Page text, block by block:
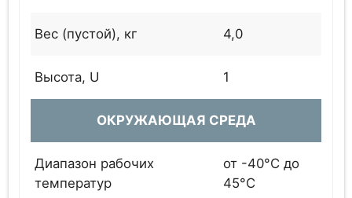
Вес (пустой), кг 4,0
Высота, U 1
ОКРУЖАЮЩАЯ СРЕДА
Диапазон рабочих
температур
от -40°C до
45°C